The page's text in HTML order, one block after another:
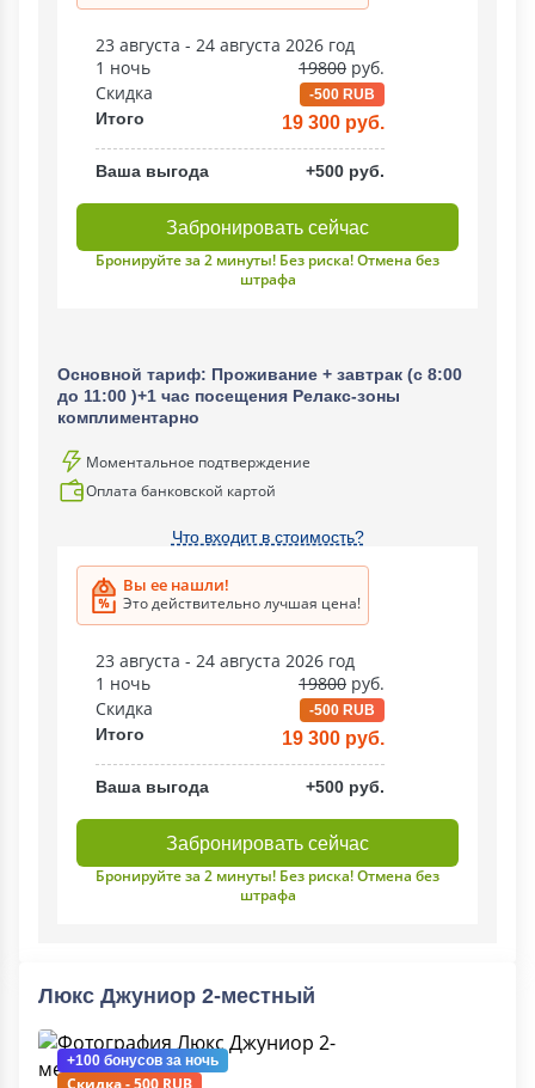
23 августа - 24 августа 2026 год
1 ночь
19800 руб.
Скидка
-500 RUB
Итого 19 300 руб.
Ваша выгода +500 руб.
Забронировать сейчас
Бронируйте за 2 минуты! Без риска! Отмена без
штрафа
Основной тариф: Проживание + завтрак (с 8:00
до 11:00 )+1 час посещения Релакс-зоны
комплиментарно
Моментальное подтверждение
Оплата банковской картой
Что входит в стоимость?
Вы ее нашли!
Это действительно лучшая цена!
23 августа - 24 августа 2026 год
1 ночь
19800 руб.
Скидка
-500 RUB
Итого 19 300 руб.
Ваша выгода +500 руб.
Забронировать сейчас
Бронируйте за 2 минуты! Без риска! Отмена без
штрафа
Люкс Джуниор 2-местный
+100 бонусов за ночь
Скидка - 500 RUB